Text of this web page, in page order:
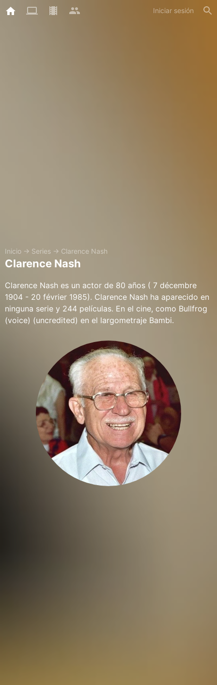
Iniciar sesión
Inicio → Series → Clarence Nash
Clarence Nash
Clarence Nash es un actor de 80 años ( 7 décembre
1904 - 20 février 1985). Clarence Nash ha aparecido en
ninguna serie y 244 películas. En el cine, como Bullfrog
(voice) (uncredited) en el largometraje Bambi.